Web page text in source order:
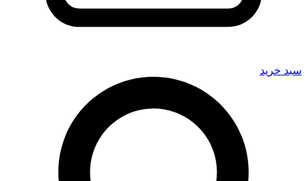
سبد خرید